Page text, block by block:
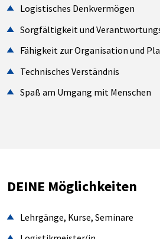
Logistisches Denkvermögen
Sorgfältigkeit und
Fähigkeit zur Organisation und
Technisches Verständnis
Spaß am Umgang mit Menschen
DEINE Möglichkeiten
Lehrgänge, Kurse, Seminare